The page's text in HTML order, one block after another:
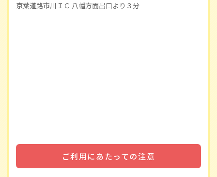
京葉道路市川ＩＣ 八幡方面出口より３分
ご利用にあたっての注意